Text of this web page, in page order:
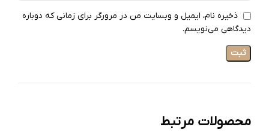
ذخیره نام، ایمیل و وبسایت من در مرورگر برای زمانی که دوباره
دیدگاهی می‌نویسم.
محصولات مرتبط